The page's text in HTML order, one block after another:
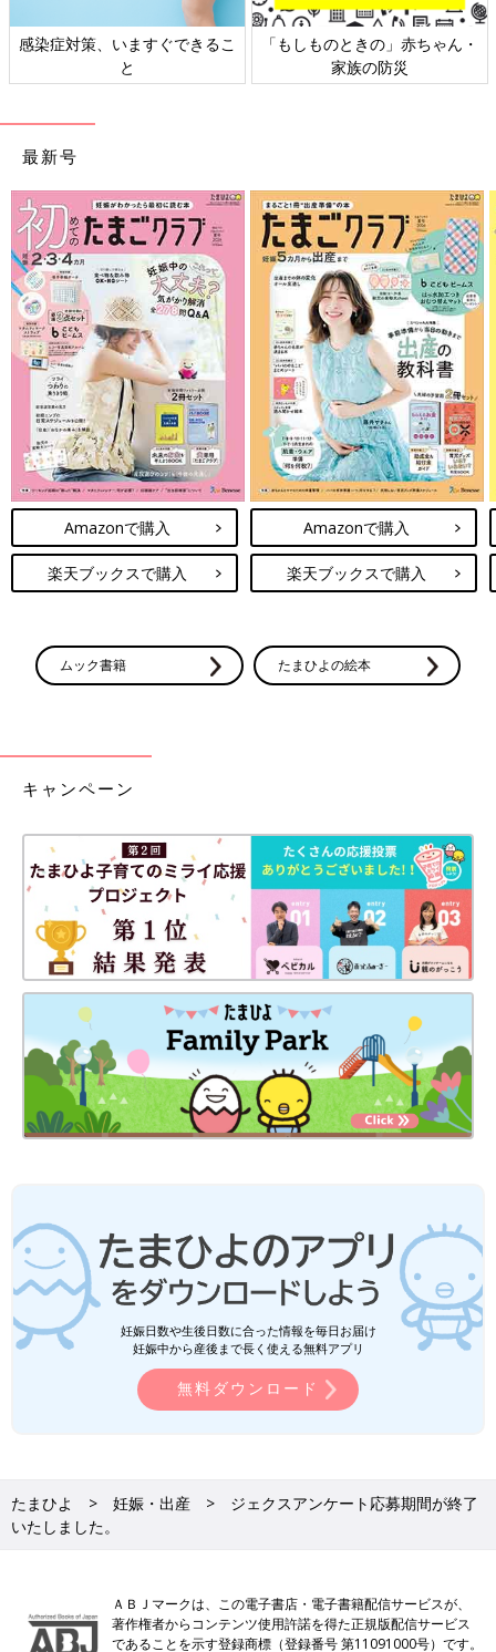
きの」赤ちゃん・
日本外来小児科学会リーフレッ
六星占術 細
最新号
Amazonで購入
楽天ブックスで購入
Amazonで購入
楽天ブックスで購入
ムック書籍 たまひよの絵本
キャンペーン
妊娠日数や生後日数に合った情報を毎日お届け
妊娠中から産後まで長く使える無料アプリ
無料ダウンロード
たまひよ 妊娠・出産
ジェクスアンケート応募期間が終了
いたしました。
ＡＢＪマークは、この電子書店・電子書籍配信サービスが、
著作権者からコンテンツ使用許諾を得た正規版配信サービス
であることを示す登録商標（登録番号 第11091000号）です。